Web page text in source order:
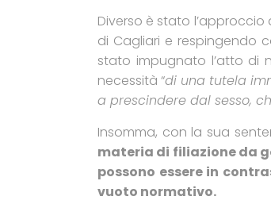
Diverso è stato
di Cagliari e respingendo
stato impugnato l’atto di
necessità “di una tutela
a prescindere dal sesso,
Insomma, con la sua
materia di filiazione da
possono essere in
vuoto normativo.